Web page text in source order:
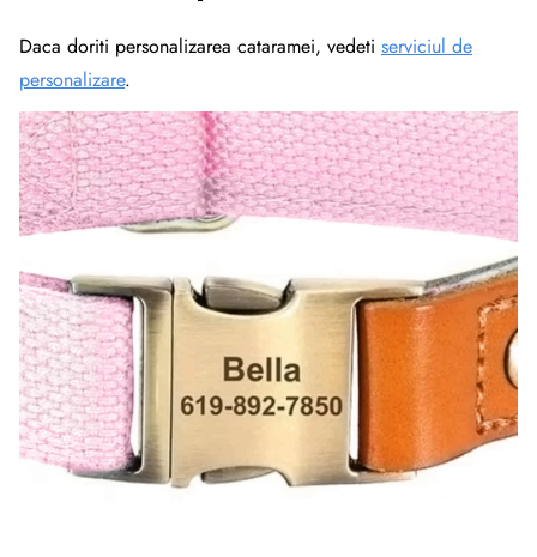
Daca doriti personalizarea cataramei, vedeti serviciul de
personalizare.